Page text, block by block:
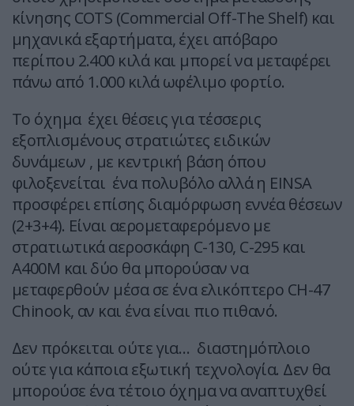
κίνησης COTS (Commercial Off-The Shelf) και
μηχανικά εξαρτήματα, έχει απόβαρο
περίπου 2.400 κιλά και μπορεί να μεταφέρει
πάνω από 1.000 κιλά ωφέλιμο φορτίο.
Το όχημα έχει θέσεις για τέσσερις
εξοπλισμένους στρατιώτες ειδικών
δυνάμεων , με κεντρική βάση όπου
φιλοξενείται ένα πολυβόλο αλλά η EINSA
προσφέρει επίσης διαμόρφωση εννέα θέσεων
(2+3+4). Είναι αερομεταφερόμενο με
στρατιωτικά αεροσκάφη C-130, C-295 και
A400M και δύο θα μπορούσαν να
μεταφερθούν μέσα σε ένα ελικόπτερο CH-47
Chinook, αν και ένα είναι πιο πιθανό.
Δεν πρόκειται ούτε για… διαστημόπλοιο
ούτε για κάποια εξωτική τεχνολογία. Δεν θα
μπορούσε ένα τέτοιο όχημα να αναπτυχθεί